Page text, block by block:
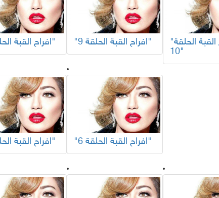
"افراح القبة الحلقة
10"
"افراح القبة الحلقة 9" "افراح القبة الحلقة 8"
"افراح القبة الحلقة 6" "افراح القبة الحلقة 5"